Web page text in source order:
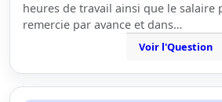
heures de travail ainsi que le salaire
remercie par avance et dans…
Voir l'Question